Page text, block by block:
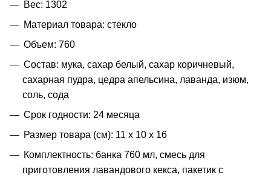
Вес: 1302
Материал товара: стекло
Объем: 760
Состав: мука, сахар белый, сахар коричневый,
сахарная пудра, цедра апельсина, лаванда, изюм,
соль, сода
Срок годности: 24 месяца
Размер товара (см): 11 х 10 х 16
Комплектность: банка 760 мл, смесь для
приготовления лавандового кекса, пакетик с